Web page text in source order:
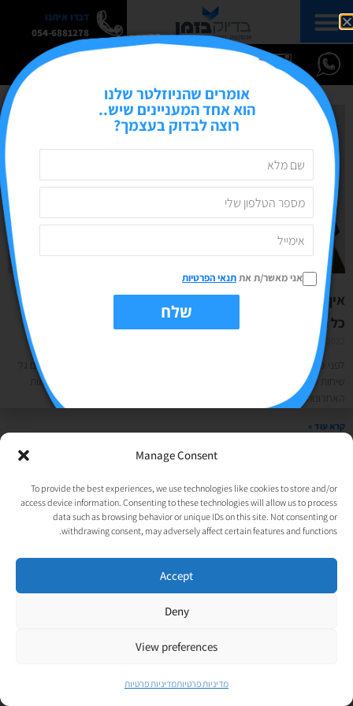
Manage Consent
To provide the best experiences, we use technologies like cookies to store and/or
access device information. Consenting to these technologies will allow us to process
data such as browsing behavior or unique IDs on this site. Not consenting or
withdrawing consent, may adversely affect certain features and functions.
Accept
Deny
View preferences
מדיניות פרטיותמדיניות פרטיות
דברו איתנו
054-6881278
איך שומרים על החשבונות סושיאל שלנו?
כל הדרכים להימנע מחסימה!
08/06/2022
לפני כמה ימים התקשרה אלי הנציגה שלי ממטא (פייסבוק) ואמרה לי שהם יוזמים גל
שיחות טלפוניות לכל הסוכנויות הגדולות והבינוניות בישראל בעקבות כל החסימות
האחרונות
קרא עוד »
נבנה ע״יTechJump, העסק החברתי לבניית אתרים | עיצוב וגרפיקה:
psycat
אומרים שהניוזלטר שלנו
הוא אחד המעניינים שיש..
רוצה לבדוק בעצמך?
אני מאשר/ת אתתנאי הפרטיות
שלח